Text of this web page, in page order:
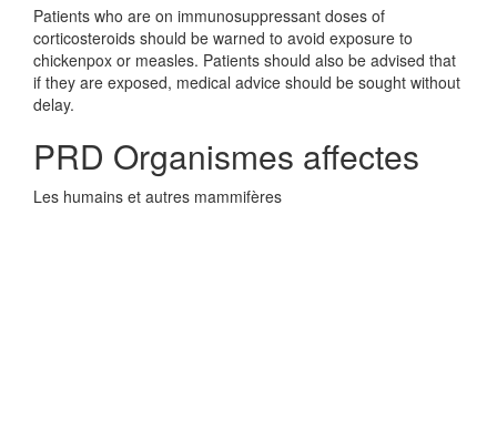
Patients who are on immunosuppressant doses of
corticosteroids should be warned to avoid exposure to
chickenpox or measles. Patients should also be advised that
if they are exposed, medical advice should be sought without
delay.
PRD Organismes affectes
Les humains et autres mammifères